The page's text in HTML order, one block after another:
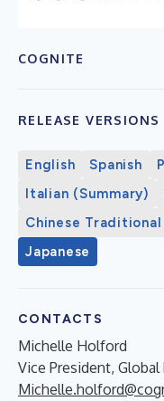
COGNITE
RELEASE VERSIONS
English Spanish
Italian (Summary)
Chinese Traditional
Japanese
CONTACTS
Michelle Holford
Vice President, Global